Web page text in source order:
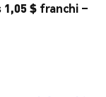
$ franchi –